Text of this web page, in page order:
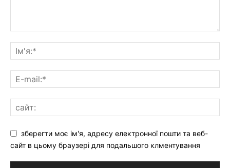
зберегти моє ім'я, адресу електронної пошти та веб-
сайт в цьому браузері для подальшого клментування